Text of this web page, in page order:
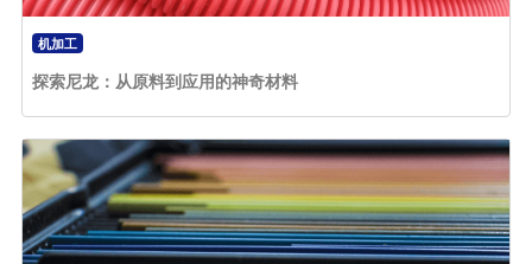
机加工
探索尼龙：从原料到应用的神奇材料